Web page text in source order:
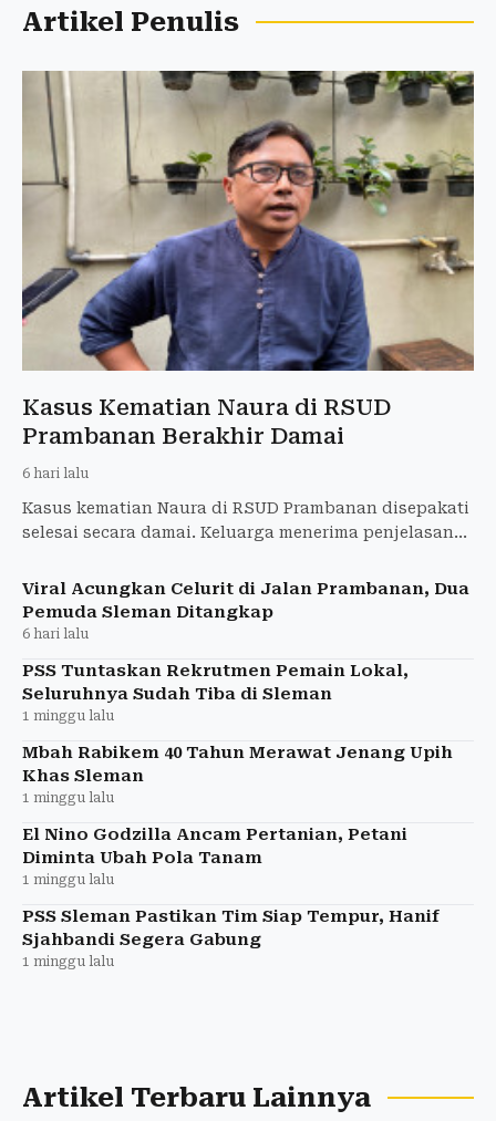
Artikel Penulis
Kasus Kematian Naura di RSUD
Prambanan Berakhir Damai
6 hari lalu
Kasus kematian Naura di RSUD Prambanan disepakati
selesai secara damai. Keluarga menerima penjelasan
Viral Acungkan Celurit di Jalan Prambanan, Dua
Pemuda Sleman Ditangkap
6 hari lalu
PSS Tuntaskan Rekrutmen Pemain Lokal,
Seluruhnya Sudah Tiba di Sleman
1 minggu lalu
Mbah Rabikem 40 Tahun Merawat Jenang Upih
Khas Sleman
1 minggu lalu
El Nino Godzilla Ancam Pertanian, Petani
Diminta Ubah Pola Tanam
1 minggu lalu
PSS Sleman Pastikan Tim Siap Tempur, Hanif
Sjahbandi Segera Gabung
1 minggu lalu
Artikel Terbaru Lainnya